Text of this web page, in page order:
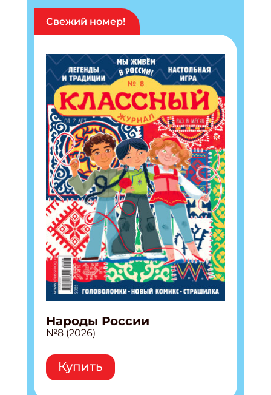
Свежий номер!
Народы России
№8 (2026)
Купить